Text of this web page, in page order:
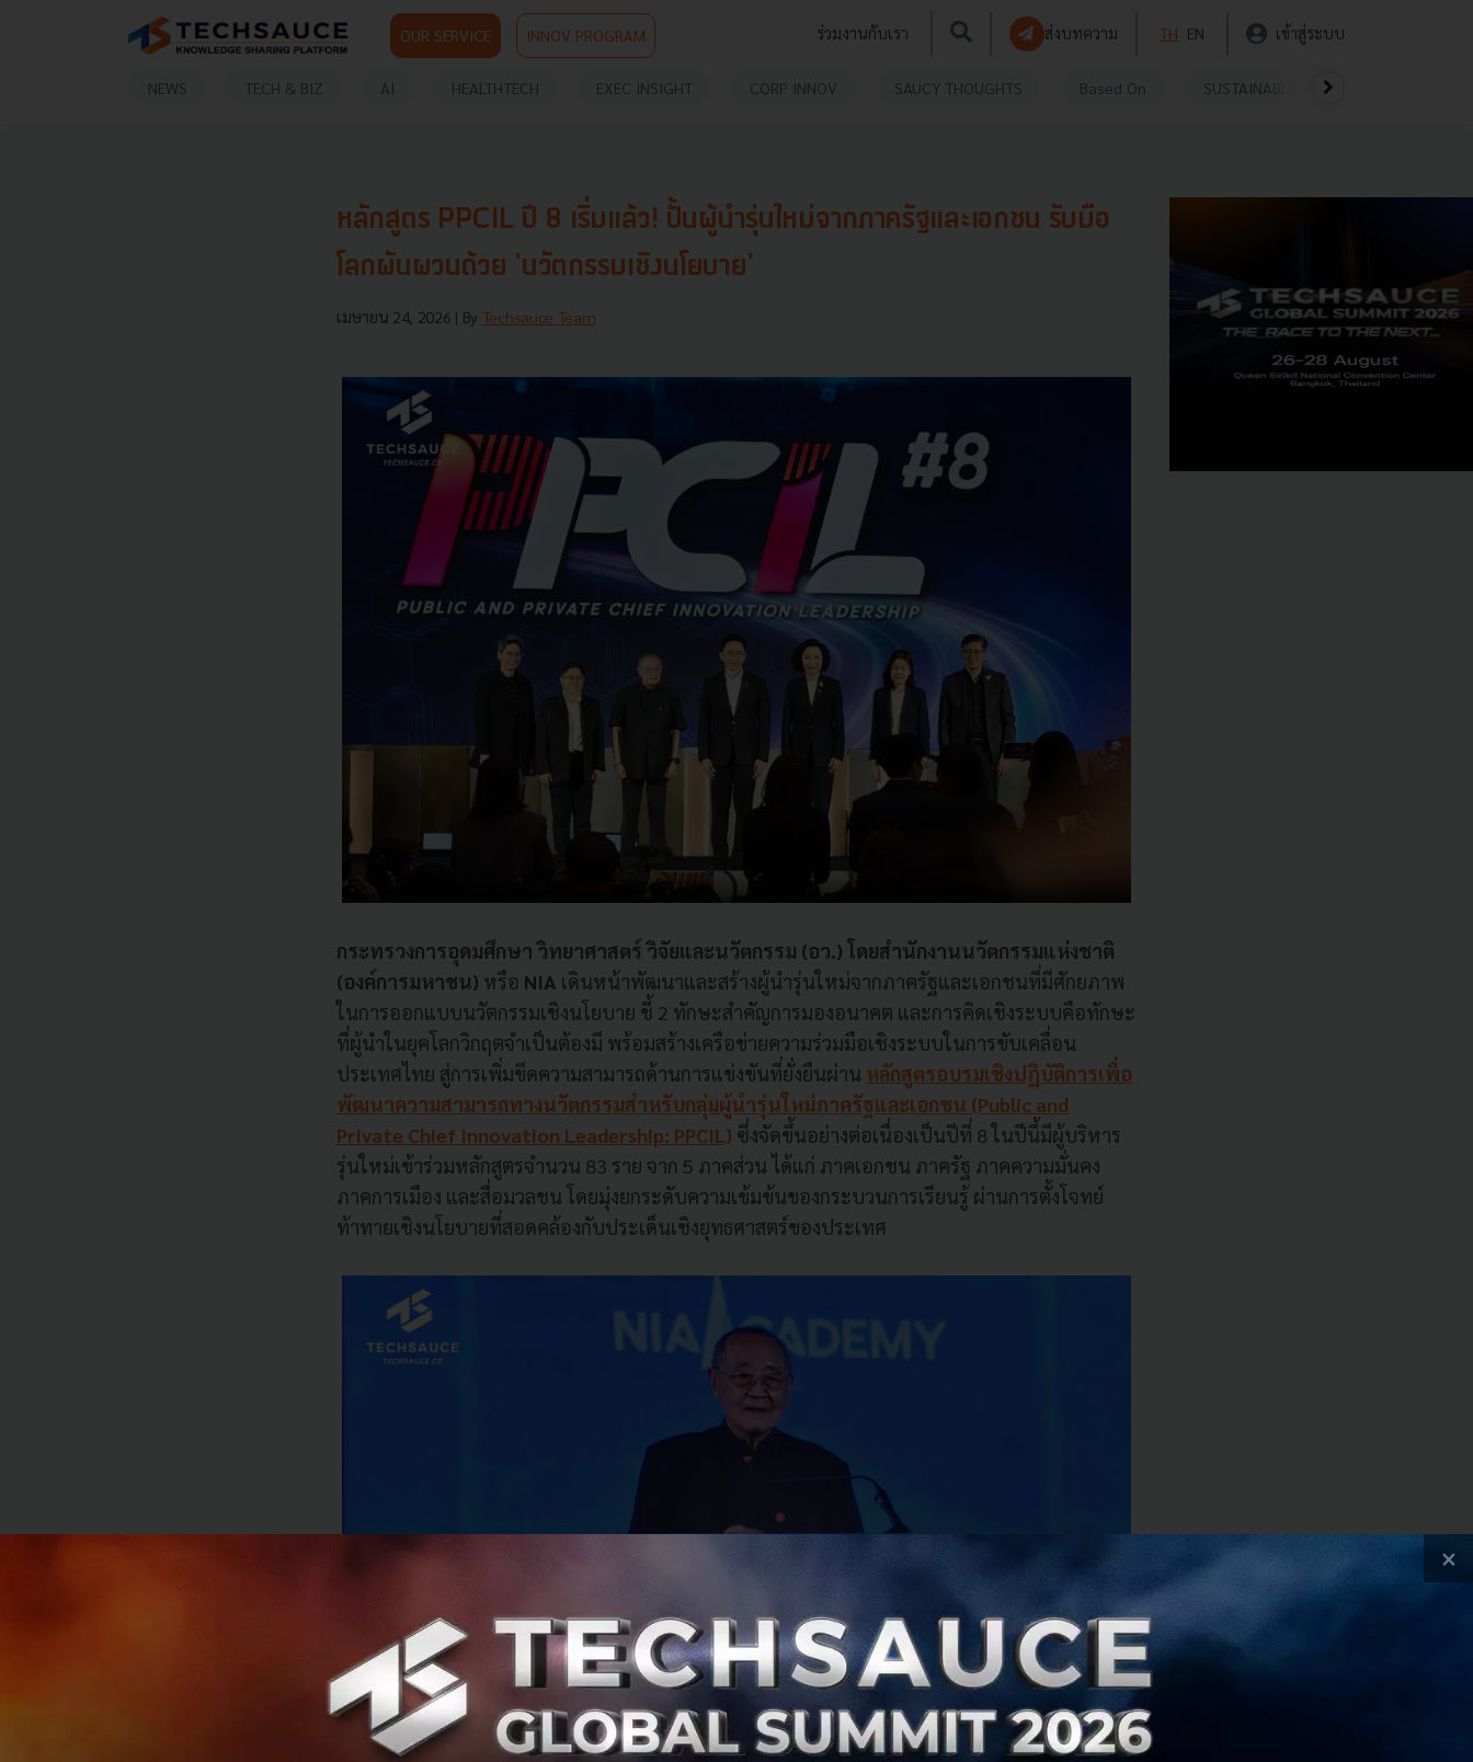
OUR SERVICE INNOV PROGRAM ร่วมงานกับเรา ส่งบทความ TH EN เข้าสู่ระบบ
NEWS TECH & BIZ AI HEALTHTECH EXEC INSIGHT CORP INNOV SAUCY THOUGHTS Based On SUSTAINABLE
หลักสูตร PPCIL ปี 8 เริ่มแล้ว! ปั้นผู้นำรุ่นใหม่จากภาครัฐและเอกชน รับมือ
โลกผันผวนด้วย 'นวัตกรรมเชิงนโยบาย'
เมษายน 24, 2026 | By Techsauce Team
กระทรวงการอุดมศึกษา วิทยาศาสตร์ วิจัยและนวัตกรรม (อว.) โดยสำนักงานนวัตกรรมแห่งชาติ
(องค์การมหาชน) หรือ NIA เดินหน้าพัฒนาและสร้างผู้นำรุ่นใหม่จากภาครัฐและเอกชนที่มีศักยภาพ
ในการออกแบบนวัตกรรมเชิงนโยบาย ชี้ 2 ทักษะสำคัญการมองอนาคต และการคิดเชิงระบบคือทักษะ
ที่ผู้นำในยุคโลกวิกฤตจำเป็นต้องมี พร้อมสร้างเครือข่ายความร่วมมือเชิงระบบในการขับเคลื่อน
ประเทศไทย สู่การเพิ่มขีดความสามารถด้านการแข่งขันที่ยั่งยืนผ่าน หลักสูตรอบรมเชิงปฏิบัติการเพื่อ
พัฒนาความสามารถทางนวัตกรรมสำหรับกลุ่มผู้นำรุ่นใหม่ภาครัฐและเอกชน (Public and
Private Chief Innovation Leadership: PPCIL) ซึ่งจัดขึ้นอย่างต่อเนื่องเป็นปีที่ 8 ในปีนี้มีผู้บริหาร
รุ่นใหม่เข้าร่วมหลักสูตรจำนวน 83 ราย จาก 5 ภาคส่วน ได้แก่ ภาคเอกชน ภาครัฐ ภาคความมั่นคง
ภาคการเมือง และสื่อมวลชน โดยมุ่งยกระดับความเข้มข้นของกระบวนการเรียนรู้ ผ่านการตั้งโจทย์
ท้าทายเชิงนโยบายที่สอดคล้องกับประเด็นเชิงยุทธศาสตร์ของประเทศ
×